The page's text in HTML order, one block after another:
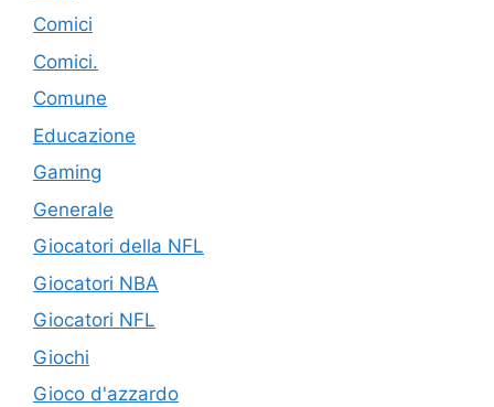
Comici
Comici.
Comune
Educazione
Gaming
Generale
Giocatori della NFL
Giocatori NBA
Giocatori NFL
Giochi
Gioco d'azzardo